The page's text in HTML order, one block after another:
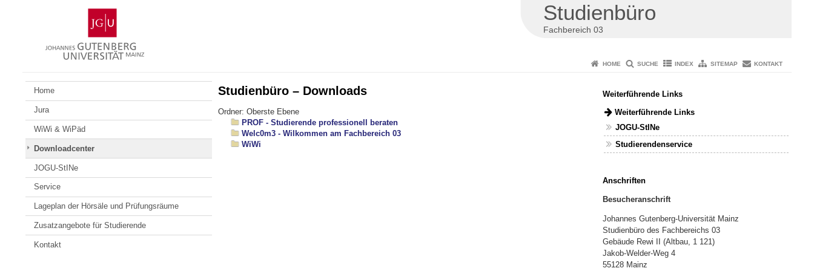
Gutenberg-
Universität
Mainz
Studienbüro
Fachbereich 03
HOME SUCHE INDEX SITEMAP KONTAKT
Home
Jura
WiWi & WiPäd
Downloadcenter
JOGU-StINe
Service
Lageplan der Hörsäle und Prüfungsräume
Zusatzangebote für Studierende
Kontakt
Studienbüro – Downloads
Ordner: Oberste Ebene
PROF - Studierende professionell beraten
Welc0m3 - Wilkommen am Fachbereich 03
WiWi
Weiterführende Links
Weiterführende Links
JOGU-StINe
Studierendenservice
Anschriften
Besucheranschrift
Johannes Gutenberg-Universität Mainz
Studienbüro des Fachbereichs 03
Gebäude Rewi II (Altbau, 1 121)
Jakob-Welder-Weg 4
55128 Mainz